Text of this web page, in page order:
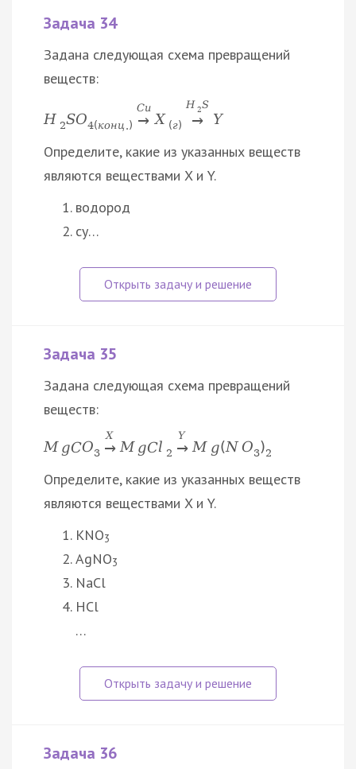
Задача 34
Задана следующая схема превращений
веществ:
H 2SO4(конц.)
Cu
→ X (г)
H 2S
→ Y
Определите, какие из указанных веществ
являются веществами X и Y.
водород
су…
Задача 35
Задана следующая схема превращений
веществ:
M gCO3
X
→ M gCl 2
Y
→ M g(N O3)2
Определите, какие из указанных веществ
являются веществами X и Y.
KNO3
AgNO3
NaCl
HCl
…
Задача 36